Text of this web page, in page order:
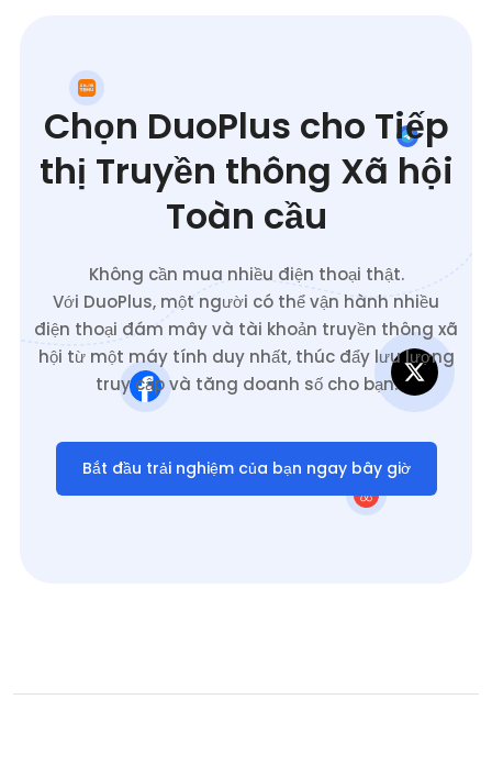
Chọn DuoPlus cho Tiếp
thị Truyền thông Xã hội
Toàn cầu
Không cần mua nhiều điện thoại thật.
Với DuoPlus, một người có thể vận hành nhiều
điện thoại đám mây và tài khoản truyền thông xã
hội từ một máy tính duy nhất, thúc đẩy lưu lượng
truy cập và tăng doanh số cho bạn.
Bắt đầu trải nghiệm của bạn ngay bây giờ